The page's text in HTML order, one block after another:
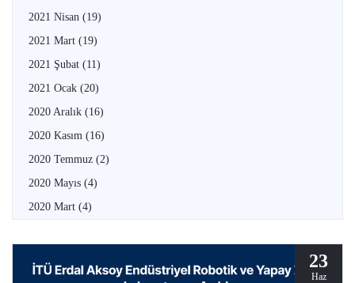
2021 Nisan (19)
2021 Mart (19)
2021 Şubat (11)
2021 Ocak (20)
2020 Aralık (16)
2020 Kasım (16)
2020 Temmuz (2)
2020 Mayıs (4)
2020 Mart (4)
23
Haz